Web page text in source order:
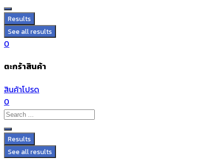
Results
See all results
0
ตะกร้าสินค้า
สินค้าโปรด
0
Results
See all results